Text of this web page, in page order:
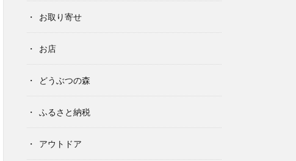
お取り寄せ
お店
どうぶつの森
ふるさと納税
アウトドア